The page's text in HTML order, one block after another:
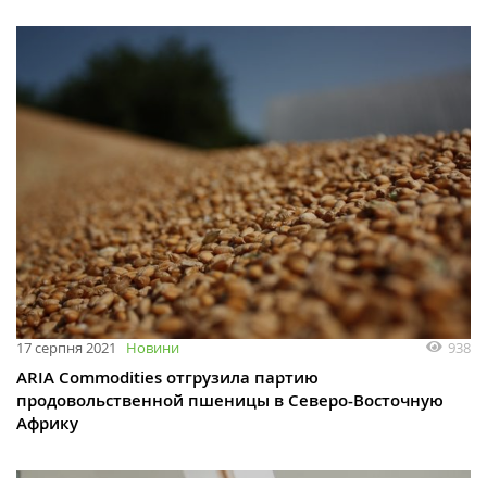
17 серпня 2021 Новини 938
ARIA Commodities отгрузила партию
продовольственной пшеницы в Северо-Восточную
Африку